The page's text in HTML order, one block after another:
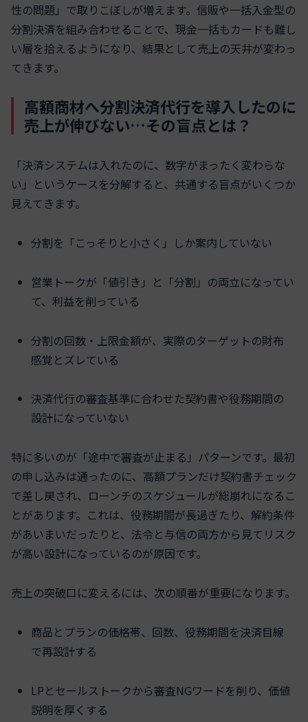
性の問題」で取りこぼしが増えます。信販や一括入金型の
分割決済を組み合わせることで、現金一括もカードも難し
い層を拾えるようになり、結果として売上の天井が変わっ
てきます。
高額商材へ分割決済代行を導入したのに
売上が伸びない…その盲点とは？
「決済システムは入れたのに、数字がまったく変わらな
い」というケースを分解すると、共通する盲点がいくつか
見えてきます。
分割を「こっそりと小さく」しか案内していない
営業トークが「値引き」と「分割」の両立になってい
て、利益を削っている
分割の回数・上限金額が、実際のターゲットの財布
感覚とズレている
決済代行の審査基準に合わせた契約書や役務期間の
設計になっていない
特に多いのが「途中で審査が止まる」パターンです。最初
の申し込みは通ったのに、高額プランだけ契約書チェック
で差し戻され、ローンチのスケジュールが総崩れになるこ
とがあります。これは、役務期間が長過ぎたり、解約条件
があいまいだったりと、法令と与信の両方から見てリスク
が高い設計になっているのが原因です。
売上の突破口に変えるには、次の順番が重要になります。
商品とプランの価格帯、回数、役務期間を決済目線
で再設計する
LPとセールストークから審査NGワードを削り、価値
説明を厚くする